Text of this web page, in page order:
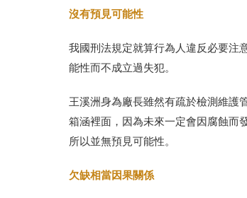
沒有預見可能性
我國刑法規定就算行為人違反必要注
能性而不成立過失犯。
王溪洲身為廠長雖然有疏於檢測維護
箱涵裡面，因為未來一定會因腐蝕而
所以並無預見可能性。
欠缺相當因果關係